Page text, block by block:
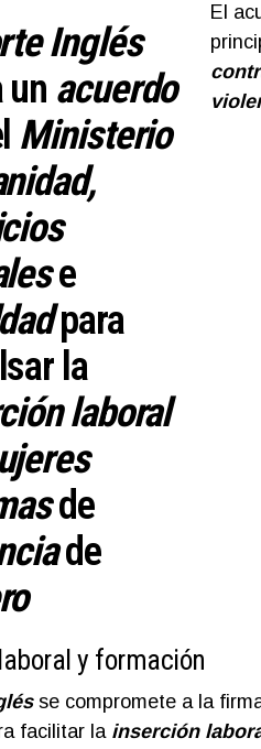
Inglés
acuerdo
Ministerio
e
para
la
laboral
de
de
El
y formación
se compromete a la
facilitar la inserción